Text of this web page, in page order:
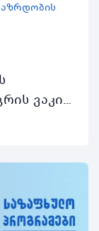
ვაკის